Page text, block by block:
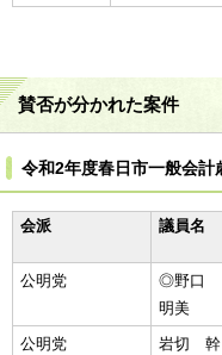
賛否が分かれた案件
令和2年度春日市一般会計
会派 議員名
公明党
◎野口
明美
公明党
岩切 幹